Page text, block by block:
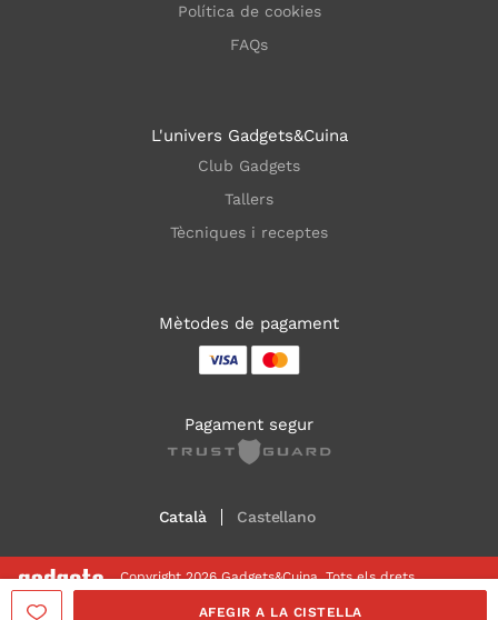
AFEGIR A LA CISTELLA
Política de cookies
FAQs
L'univers Gadgets&Cuina
Club Gadgets
Tallers
Tècniques i receptes
Mètodes de pagament
Pagament segur
Català Castellano
Copyright 2026 Gadgets&Cuina. Tots els drets
reservats